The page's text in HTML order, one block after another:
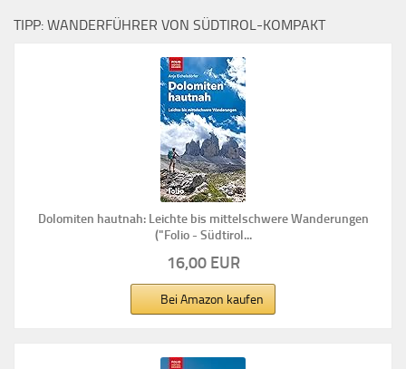
TIPP: WANDERFÜHRER VON SÜDTIROL-KOMPAKT
Dolomiten hautnah: Leichte bis mittelschwere Wanderungen
("Folio - Südtirol...
16,00 EUR
Bei Amazon kaufen